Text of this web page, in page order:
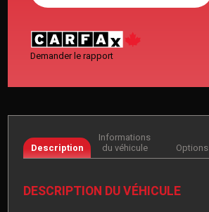
Demander le rapport
Description
Informations
du véhicule
Options
DESCRIPTION DU VÉHICULE